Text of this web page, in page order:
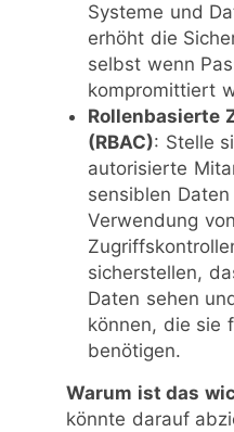
Systeme und
erhöht die
selbst wenn
kompromittiert
Rollenbasierte
(RBAC): Stelle
autorisierte
sensiblen
Verwendung
sicherstellen,
Daten sehen
können, die sie
benötigen.
Warum ist das
könnte darauf